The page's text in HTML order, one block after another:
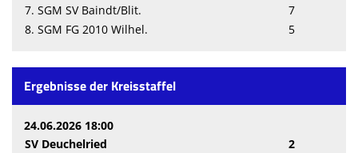
7. SGM SV Baindt/Blit.
7
8. SGM FG 2010 Wilhel.
5
Ergebnisse der Kreisstaffel
24.06.2026 18:00
SV Deuchelried
2